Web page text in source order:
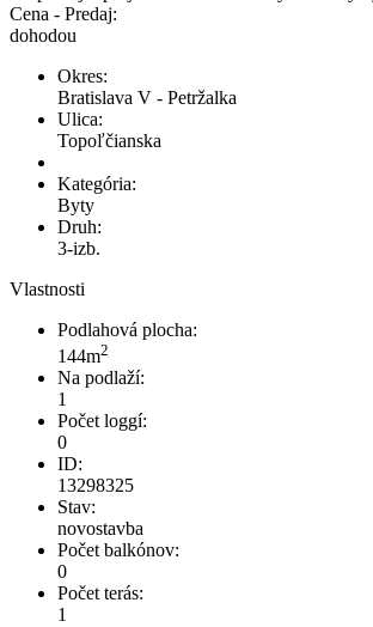
Cena - Predaj:
dohodou
Okres:
Bratislava V - Petržalka
Ulica:
Topoľčianska
Kategória:
Byty
Druh:
3-izb.
Vlastnosti
Podlahová plocha:
144m2
Na podlaží:
1
Počet loggí:
0
ID:
13298325
Stav:
novostavba
Počet balkónov:
0
Počet terás:
1